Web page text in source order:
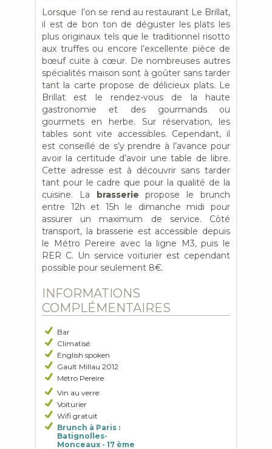
Lorsque l’on se rend au restaurant Le Brillat,
il est de bon ton de déguster les plats les
plus originaux tels que le traditionnel risotto
aux truffes ou encore l’excellente pièce de
bœuf cuite à cœur. De nombreuses autres
spécialités maison sont à goûter sans tarder
tant la carte propose de délicieux plats. Le
Brillat est le rendez-vous de la haute
gastronomie et des gourmands ou
gourmets en herbe. Sur réservation, les
tables sont vite accessibles. Cependant, il
est conseillé de s’y prendre à l’avance pour
avoir la certitude d’avoir une table de libre.
Cette adresse est à découvrir sans tarder
tant pour le cadre que pour la qualité de la
cuisine. La brasserie propose le brunch
entre 12h et 15h le dimanche midi pour
assurer un maximum de service. Côté
transport, la brasserie est accessible depuis
le Métro Pereire avec la ligne M3, puis le
RER C. Un service voiturier est cependant
possible pour seulement 8€.
INFORMATIONS
COMPLÉMENTAIRES
Bar
Climatisé
English spoken
Gault Millau 2012
Métro Pereire
Vin au verre
Voiturier
Wifi gratuit
Brunch à Paris :
Batignolles-
Monceaux - 17 ème